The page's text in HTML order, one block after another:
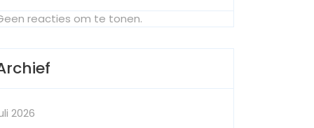
reacties om te tonen.
2026